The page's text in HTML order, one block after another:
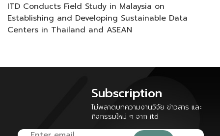
ITD Conducts Field Study in Malaysia on
Establishing and Developing Sustainable Data
Centers in Thailand and ASEAN
Subscription
ไม่พลาดบทความงานวิจัย ข่าวสาร และ
กิจกรรมใหม่ ๆ จาก itd